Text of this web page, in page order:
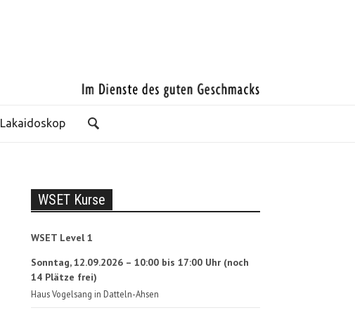
Lakaidoskop
WSET Kurse
WSET Level 1
Sonntag, 12.09.2026 – 10:00 bis 17:00 Uhr (noch
14 Plätze frei)
Haus Vogelsang in Datteln-Ahsen